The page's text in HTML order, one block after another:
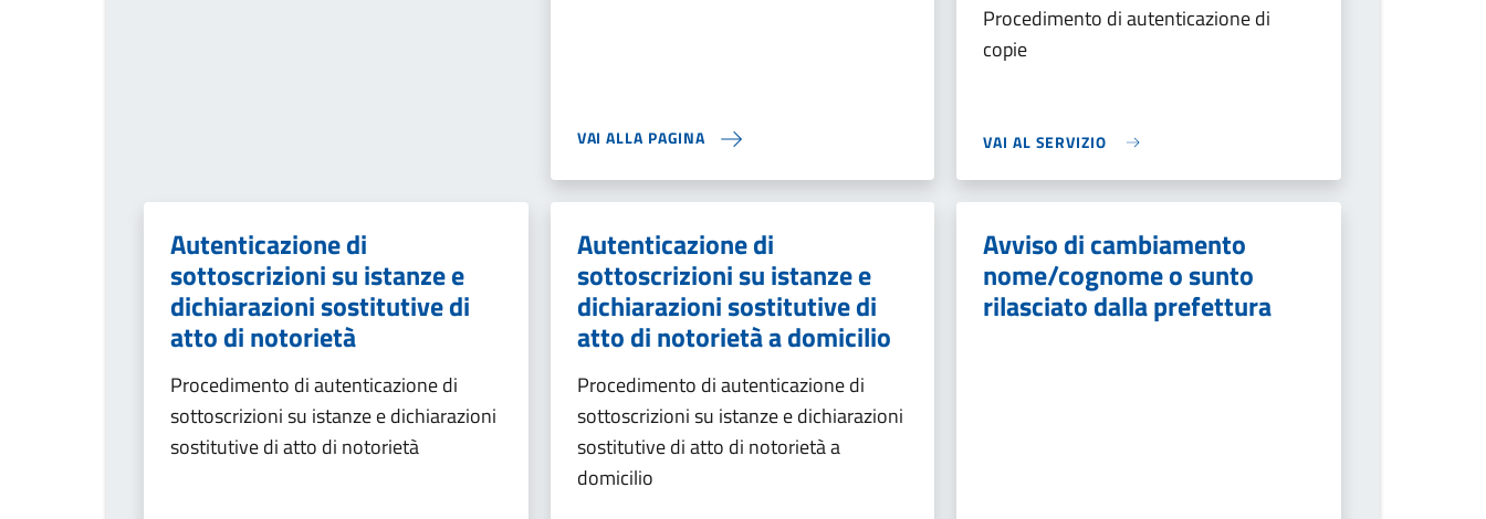
VAI ALLA PAGINA
Procedimento di autenticazione di
copie
VAI AL SERVIZIO
Autenticazione di
sottoscrizioni su istanze e
dichiarazioni sostitutive di
atto di notorietà
Procedimento di autenticazione di
sottoscrizioni su istanze e dichiarazioni
sostitutive di atto di notorietà
Autenticazione di
sottoscrizioni su istanze e
dichiarazioni sostitutive di
atto di notorietà a domicilio
Procedimento di autenticazione di
sottoscrizioni su istanze e dichiarazioni
sostitutive di atto di notorietà a
domicilio
Avviso di cambiamento
nome/cognome o sunto
rilasciato dalla prefettura